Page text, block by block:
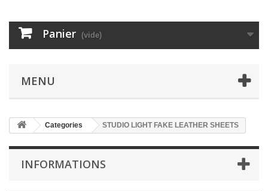
Panier (vide)
MENU
Categories STUDIO LIGHT FAKE LEATHER SHEETS
INFORMATIONS